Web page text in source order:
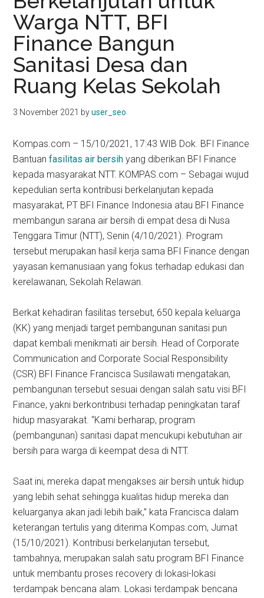
kit
indonesia
Warga NTT, BFI
Finance Bangun
Sanitasi Desa dan
Ruang Kelas Sekolah
3 November 2021 byuser_seo
Kompas.com – 15/10/2021, 17:43 WIB Dok. BFI Finance
Bantuanfasilitas air bersih yang diberikan BFI Finance
kepada masyarakat NTT. KOMPAS.com – Sebagai wujud
kepedulian serta kontribusi berkelanjutan kepada
masyarakat, PT BFI Finance Indonesia atau BFI Finance
membangun sarana air bersih di empat desa di Nusa
Tenggara Timur (NTT), Senin (4/10/2021). Program
tersebut merupakan hasil kerja sama BFI Finance dengan
yayasan kemanusiaan yang fokus terhadap edukasi dan
kerelawanan, Sekolah Relawan.
Berkat kehadiran fasilitas tersebut, 650 kepala keluarga
(KK) yang menjadi target pembangunan sanitasi pun
dapat kembali menikmati air bersih. Head of Corporate
Communication and Corporate Social Responsibility
(CSR) BFI Finance Francisca Susilawati mengatakan,
pembangunan tersebut sesuai dengan salah satu visi BFI
Finance, yakni berkontribusi terhadap peningkatan taraf
hidup masyarakat. “Kami berharap, program
(pembangunan) sanitasi dapat mencukupi kebutuhan air
bersih para warga di keempat desa di NTT.
Saat ini, mereka dapat mengakses air bersih untuk hidup
yang lebih sehat sehingga kualitas hidup mereka dan
keluarganya akan jadi lebih baik,” kata Francisca dalam
keterangan tertulis yang diterima Kompas.com, Jumat
(15/10/2021). Kontribusi berkelanjutan tersebut,
tambahnya, merupakan salah satu program BFI Finance
untuk membantu proses recovery di lokasi-lokasi
terdampak bencana alam. Lokasi terdampak bencana